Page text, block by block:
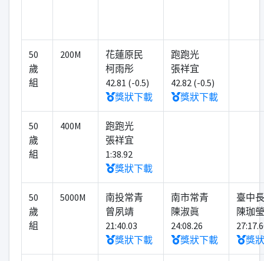
50
歲
組
200M
花蓮原民
柯雨彤
42.81 (-0.5)
獎狀下載
跑跑光
張祥宜
42.82 (-0.5)
獎狀下載
50
歲
組
400M
跑跑光
張祥宜
1:38.92
獎狀下載
50
歲
組
5000M
南投常青
曾夙靖
21:40.03
獎狀下載
南市常青
陳淑眞
24:08.26
獎狀下載
臺中
陳珈瑩
獎